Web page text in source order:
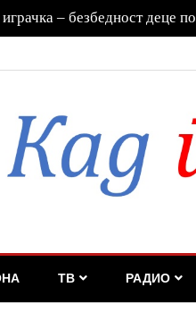
из Врања успешно се
ТВ РАДИО